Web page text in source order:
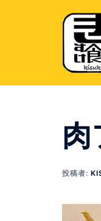
へ
投稿者: